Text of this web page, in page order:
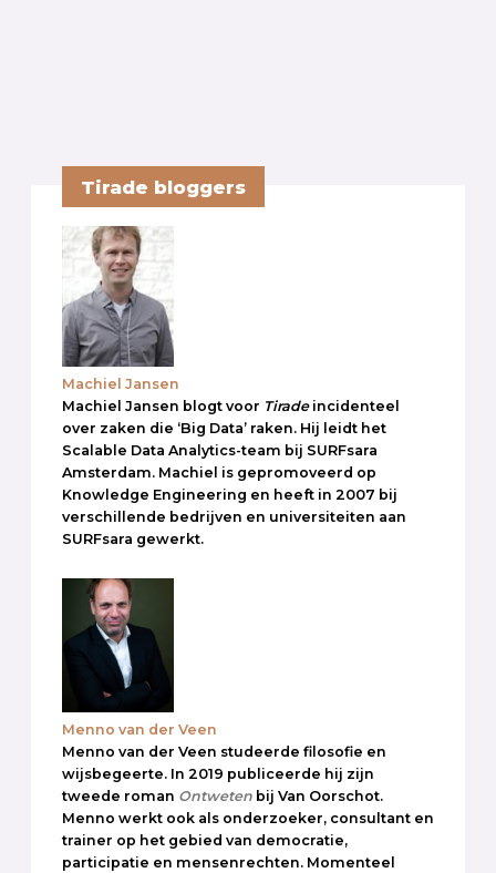
Tirade bloggers
Machiel Jansen
Machiel Jansen blogt voor Tiradeincidenteel
over zaken die ‘Big Data’ raken. Hij leidt het
Scalable Data Analytics-team bij SURFsara
Amsterdam. Machiel is gepromoveerd op
Knowledge Engineering en heeft in 2007 bij
verschillende bedrijven en universiteiten aan
SURFsara gewerkt.
Menno van der Veen
Menno van der Veen studeerde filosofie en
wijsbegeerte. In 2019 publiceerde hij zijn
tweede roman Ontweten bij Van Oorschot.
Menno werkt ook als onderzoeker, consultant en
trainer op het gebied van democratie,
participatie en mensenrechten. Momenteel